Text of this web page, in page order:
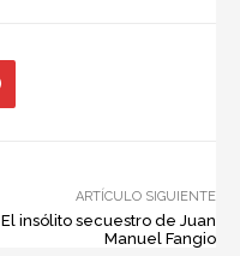
ARTÍCULO SIGUIENTE
El insólito secuestro de Juan
Manuel Fangio